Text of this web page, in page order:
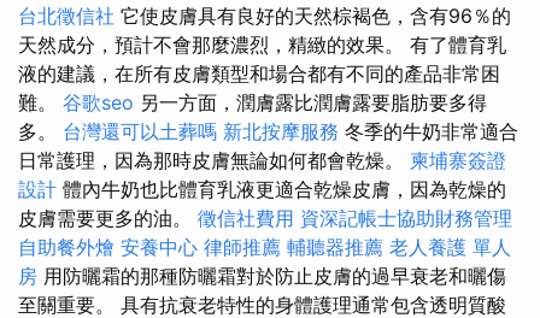
台北徵信社 它使皮膚具有良好的天然棕褐色，含有96％的
天然成分，預計不會那麼濃烈，精緻的效果。 有了體育乳
液的建議，在所有皮膚類型和場合都有不同的產品非常困
難。 谷歌seo 另一方面，潤膚露比潤膚露要脂肪要多得
多。 台灣還可以土葬嗎 新北按摩服務 冬季的牛奶非常適合
日常護理，因為那時皮膚無論如何都會乾燥。 柬埔寨簽證
設計 體內牛奶也比體育乳液更適合乾燥皮膚，因為乾燥的
皮膚需要更多的油。 徵信社費用 資深記帳士協助財務管理
自助餐外燴 安養中心 律師推薦 輔聽器推薦 老人養護 單人
房 用防曬霜的那種防曬霜對於防止皮膚的過早衰老和曬傷
至關重要。 具有抗衰老特性的身體護理通常包含透明質酸